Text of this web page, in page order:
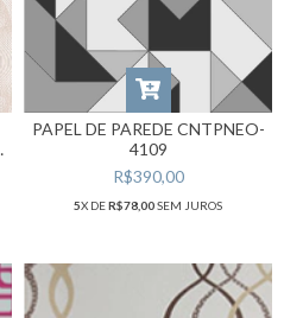
PAPEL DE PAREDE CNTPNEO-
4109
R$390,00
5X DER$78,00SEM JUROS